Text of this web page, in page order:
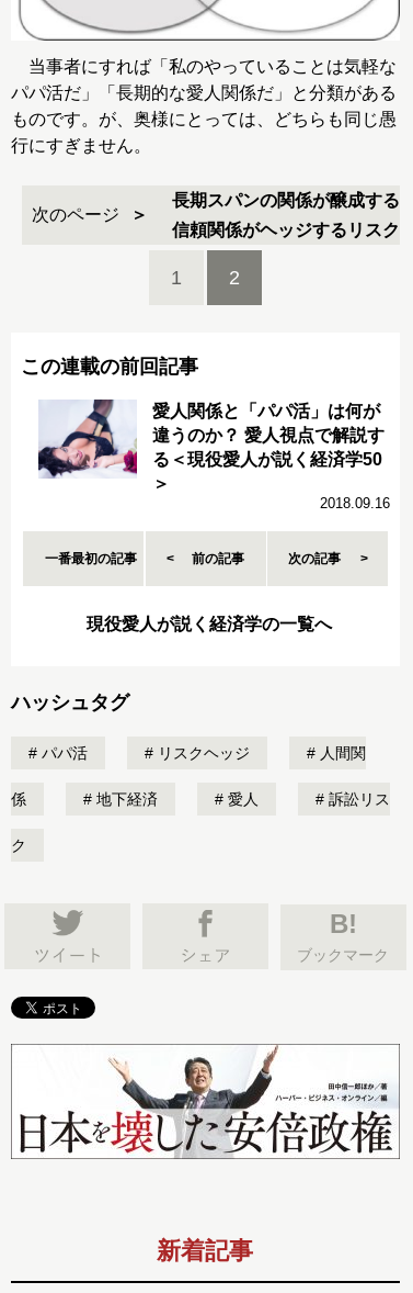
当事者にすれば「私のやっていることは気軽な
パパ活だ」「長期的な愛人関係だ」と分類がある
ものです。が、奥様にとっては、どちらも同じ愚
行にすぎません。
次のページ
長期スパンの関係が醸成する
信頼関係がヘッジするリスク
1 2
この連載の前回記事
愛人関係と「パパ活」は何が
違うのか？ 愛人視点で解説す
る＜現役愛人が説く経済学50
＞
2018.09.16
一番最初の記事 前の記事 次の記事
現役愛人が説く経済学の一覧へ
ハッシュタグ
パパ活 リスクヘッジ 人間関
係 地下経済 愛人 訴訟リス
ク
B!
ブックマーク
新着記事